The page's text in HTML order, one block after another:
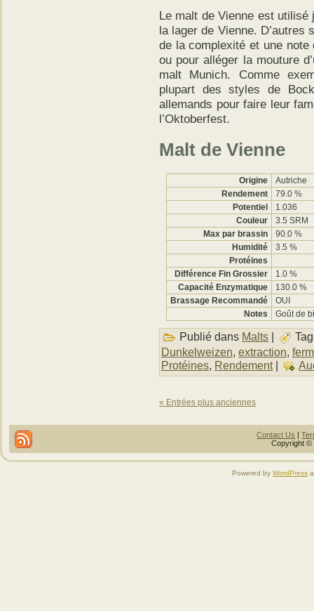
Le malt de Vienne est utilisé
la lager de Vienne. D’autres
de la complexité et une
ou pour alléger la mouture
malt Munich. Comme
plupart des styles de
allemands pour faire leur
l’Oktoberfest.
Malt de Vienne
Origine
Autriche
Rendement
79.0 %
Potentiel
1.036
Couleur
3.5 SRM
Max par brassin
90.0 %
Humidité
3.5 %
Protéines
Différence Fin Grossier
1.0 %
Capacité Enzymatique
130.0 %
Brassage Recommandé
OUI
Notes
Goût de
Publié dans Malts
Dunkelweizen, extraction,
Protéines, Rendement|
« Entrées plus anciennes
Contact Us |
Copyright ©
Powered by WordPress